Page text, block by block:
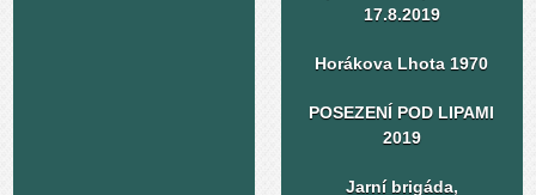
17.8.2019
Horákova Lhota 1970
POSEZENÍ POD LIPAMI
2019
Jarní brigáda,